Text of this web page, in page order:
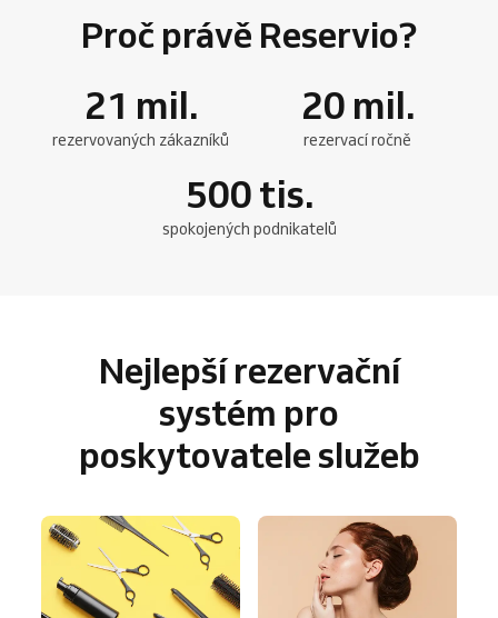
Proč právě Reservio?
21 mil.
rezervovaných zákazníků
20 mil.
rezervací ročně
500tis.
spokojených podnikatelů
Nejlepší rezervační
systém pro
poskytovatele služeb